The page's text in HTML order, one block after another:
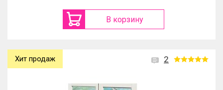
В корзину
2
Хит продаж